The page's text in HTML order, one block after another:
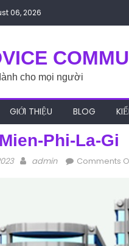
06, 2026
cho mọi người
GIỚI THIỆU BLOG
Phi-La-Gi
Author
admin Comments